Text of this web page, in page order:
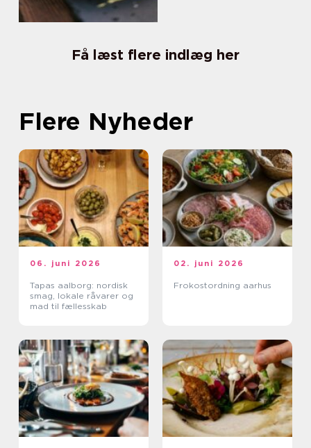
Få læst flere indlæg her
Flere Nyheder
06. juni 2026
Tapas aalborg: nordisk
smag, lokale råvarer og
mad til fællesskab
02. juni 2026
Frokostordning aarhus